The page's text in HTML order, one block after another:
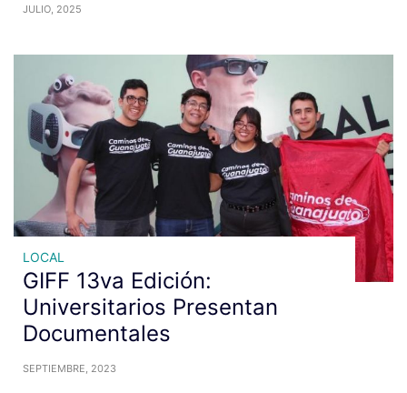
JULIO, 2025
LOCAL
GIFF 13va Edición:
Universitarios Presentan
Documentales
SEPTIEMBRE, 2023